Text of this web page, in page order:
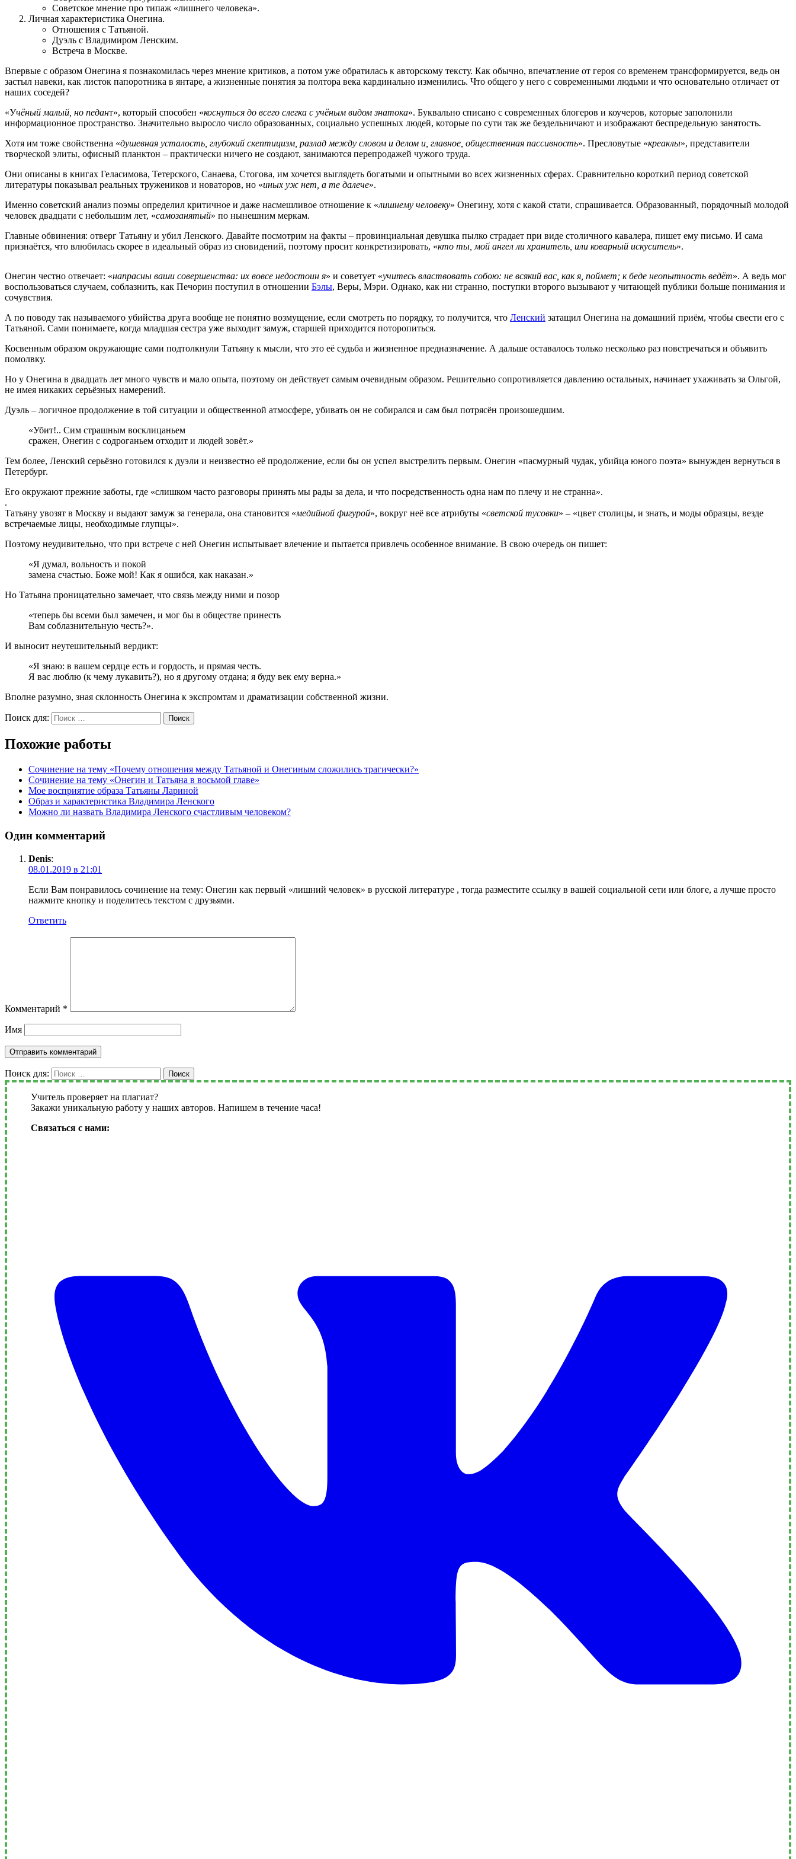
Советское мнение про типаж «лишнего человека».
Личная характеристика Онегина.
Отношения с Татьяной.
Дуэль с Владимиром Ленским.
Встреча в Москве.
Впервые с образом Онегина я познакомилась через мнение критиков, а потом уже обратилась к авторскому тексту. Как обычно, впечатление от героя со временем трансформируется, ведь он
застыл навеки, как листок папоротника в янтаре, а жизненные понятия за полтора века кардинально изменились. Что общего у него с современными людьми и что основательно отличает от
наших соседей?
«Учёный малый, но педант», который способен «коснуться до всего слегка с учёным видом знатока». Буквально списано с современных блогеров и коучеров, которые заполонили
информационное пространство. Значительно выросло число образованных, социально успешных людей, которые по сути так же бездельничают и изображают беспредельную занятость.
Хотя им тоже свойственна «душевная усталость, глубокий скептицизм, разлад между словом и делом и, главное, общественная пассивность». Пресловутые «креаклы», представители
творческой элиты, офисный планктон – практически ничего не создают, занимаются перепродажей чужого труда.
Они описаны в книгах Геласимова, Тетерского, Санаева, Стогова, им хочется выглядеть богатыми и опытными во всех жизненных сферах. Сравнительно короткий период советской
литературы показывал реальных тружеников и новаторов, но «иных уж нет, а те далече».
Именно советский анализ поэмы определил критичное и даже насмешливое отношение к «лишнему человеку» Онегину, хотя с какой стати, спрашивается. Образованный, порядочный молодой
человек двадцати с небольшим лет, «самозанятый» по нынешним меркам.
Главные обвинения: отверг Татьяну и убил Ленского. Давайте посмотрим на факты – провинциальная девушка пылко страдает при виде столичного кавалера, пишет ему письмо. И сама
признаётся, что влюбилась скорее в идеальный образ из сновидений, поэтому просит конкретизировать, «кто ты, мой ангел ли хранитель, или коварный искуситель».
Онегин честно отвечает: «напрасны ваши совершенства: их вовсе недостоин я» и советует «учитесь властвовать собою: не всякий вас, как я, поймет; к беде неопытность ведёт». А ведь мог
воспользоваться случаем, соблазнить, как Печорин поступил в отношении Бэлы, Веры, Мэри. Однако, как ни странно, поступки второго вызывают у читающей публики больше понимания и
сочувствия.
А по поводу так называемого убийства друга вообще не понятно возмущение, если смотреть по порядку, то получится, что Ленский затащил Онегина на домашний приём, чтобы свести его с
Татьяной. Сами понимаете, когда младшая сестра уже выходит замуж, старшей приходится поторопиться.
Косвенным образом окружающие сами подтолкнули Татьяну к мысли, что это её судьба и жизненное предназначение. А дальше оставалось только несколько раз повстречаться и объявить
помолвку.
Но у Онегина в двадцать лет много чувств и мало опыта, поэтому он действует самым очевидным образом. Решительно сопротивляется давлению остальных, начинает ухаживать за Ольгой,
не имея никаких серьёзных намерений.
Дуэль – логичное продолжение в той ситуации и общественной атмосфере, убивать он не собирался и сам был потрясён произошедшим.
«Убит!.. Сим страшным восклицаньем
сражен, Онегин с содроганьем отходит и людей зовёт.»
Тем более, Ленский серьёзно готовился к дуэли и неизвестно её продолжение, если бы он успел выстрелить первым. Онегин «пасмурный чудак, убийца юного поэта» вынужден вернуться в
Петербург.
Его окружают прежние заботы, где «слишком часто разговоры принять мы рады за дела, и что посредственность одна нам по плечу и не странна».
.
Татьяну увозят в Москву и выдают замуж за генерала, она становится «медийной фигурой», вокруг неё все атрибуты «светской тусовки» – «цвет столицы, и знать, и моды образцы, везде
встречаемые лицы, необходимые глупцы».
Поэтому неудивительно, что при встрече с ней Онегин испытывает влечение и пытается привлечь особенное внимание. В свою очередь он пишет:
«Я думал, вольность и покой
замена счастью. Боже мой! Как я ошибся, как наказан.»
Но Татьяна проницательно замечает, что связь между ними и позор
«теперь бы всеми был замечен, и мог бы в обществе принесть
Вам соблазнительную честь?».
И выносит неутешительный вердикт:
«Я знаю: в вашем сердце есть и гордость, и прямая честь.
Я вас люблю (к чему лукавить?), но я другому отдана; я буду век ему верна.»
Вполне разумно, зная склонность Онегина к экспромтам и драматизации собственной жизни.
Поиск для: Поиск
Похожие работы
Сочинение на тему «Почему отношения между Татьяной и Онегиным сложились трагически?»
Сочинение на тему «Онегин и Татьяна в восьмой главе»
Мое восприятие образа Татьяны Лариной
Образ и характеристика Владимира Ленского
Можно ли назвать Владимира Ленского счастливым человеком?
Один комментарий
Denis:
08.01.2019 в 21:01
Если Вам понравилось сочинение на тему: Онегин как первый «лишний человек» в русской литературе , тогда разместите ссылку в вашей социальной сети или блоге, а лучше просто
нажмите кнопку и поделитесь текстом с друзьями.
Ответить
Комментарий *
Имя
Поиск для: Поиск
Учитель проверяет на плагиат?
Закажи уникальную работу у наших авторов. Напишем в течение часа!
Связаться с нами: